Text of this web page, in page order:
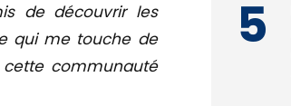
de découvrir les
qui me touche de
cette communauté